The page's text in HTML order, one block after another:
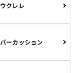
ウクレレ
パーカッション